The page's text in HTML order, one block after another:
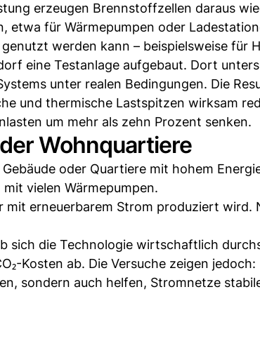
erzeugen Brennstoffzellen daraus
etwa für Wärmepumpen oder
werden kann – beispielsweise für
eine Testanlage aufgebaut. Dort
unter realen Bedingungen. Die
und thermische Lastspitzen wirksam
um mehr als zehn Prozent senken.
Wohnquartiere
oder Quartiere mit hohem
vielen Wärmepumpen.
erneuerbarem Strom produziert wird.
sich die Technologie wirtschaftlich
Kosten ab. Die Versuche zeigen jedoch:
sondern auch helfen, Stromnetze